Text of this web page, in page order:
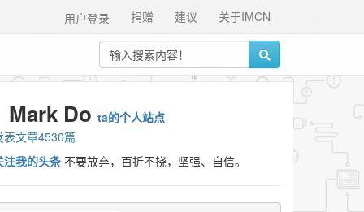
关于IMCN
建议
捐赠
用户登录
Mark Do ta的个人站点
表文章4530篇
注我的头条 不要放弃，百折不挠，坚强、自信。